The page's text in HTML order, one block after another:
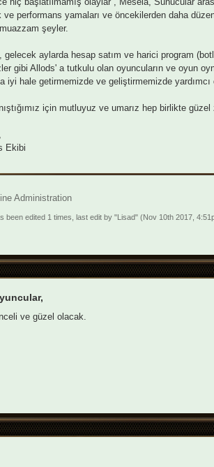
ve performans yamaları ve öncekilerden daha
şeyler.
gelecek aylarda hesap satım ve harici program
gibi Allods' a tutkulu olan oyuncuların ve oyun
iyi hale getirmemizde ve geliştirmemizde
için mutluyuz ve umarız hep birlikte
Ekibi
Administration
been edited 1 times, last edit by "Lisad" (Nov 10th 2017,
ve güzel olacak.